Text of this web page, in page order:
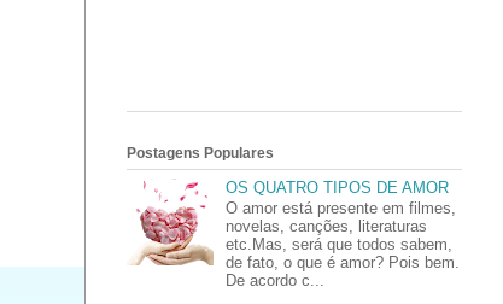
Postagens Populares
OS QUATRO TIPOS DE AMOR
O amor está presente em filmes,
novelas, canções, literaturas
etc.Mas, será que todos sabem,
de fato, o que é amor? Pois bem.
De acordo c...